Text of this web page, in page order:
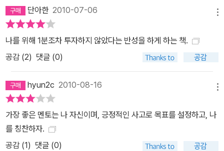
단아한2010-07-06
나를 위해 1분조차 투자하지 않았다는 반성을 하게 하는 책.
공감 (2) 댓글 (0)
hyun2c 2010-08-16
가장 좋은 멘토는 나 자신이며, 긍정적인 사고로 목표를 설정하고, 나
를 칭찬하자.
공감 (1) 댓글 (0)